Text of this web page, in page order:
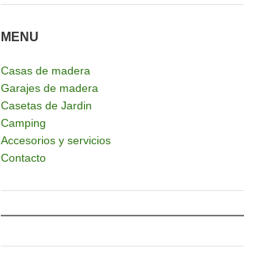
MENU
Casas de madera
Garajes de madera
Casetas de Jardin
Camping
Accesorios y servicios
Contacto